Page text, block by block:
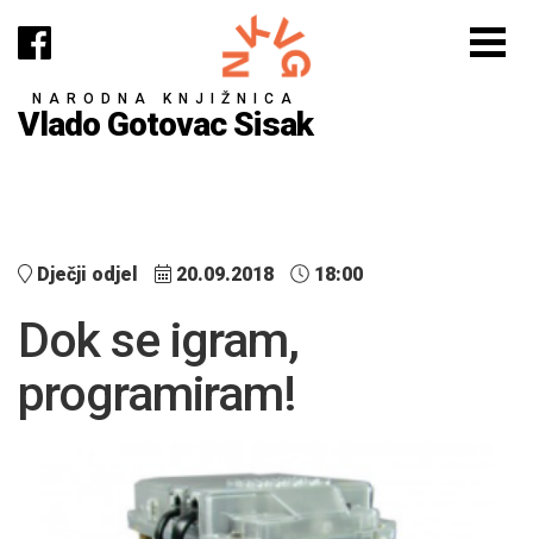
NARODNA KNJIŽNICA
Vlado Gotovac Sisak
Dječji odjel 20.09.2018 18:00
Dok se igram,
programiram!